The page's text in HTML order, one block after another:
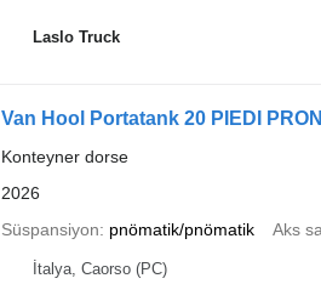
Laslo Truck
Van Hool Portatank 20 PIEDI
Konteyner dorse
2026
Süspansiyon
pnömatik/pnömatik Aks
İtalya, Caorso (PC)